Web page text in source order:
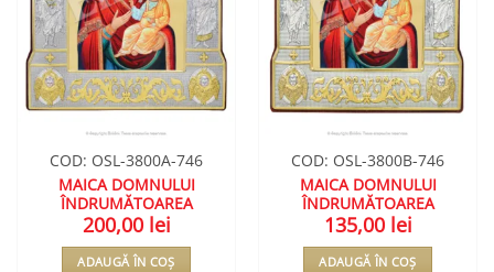
COD: OSL-3800A-746
MAICA DOMNULUI
ÎNDRUMĂTOAREA
200,00 lei
ADAUGĂ ÎN COȘ
COD: OSL-3800B-746
MAICA DOMNULUI
ÎNDRUMĂTOAREA
135,00 lei
ADAUGĂ ÎN COȘ